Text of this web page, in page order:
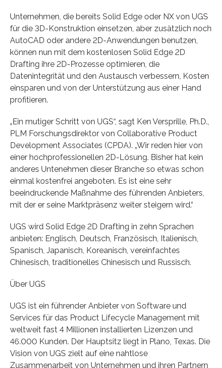
Unternehmen, die bereits Solid Edge oder NX von UGS
für die 3D-Konstruktion einsetzen, aber zusätzlich noch
AutoCAD oder andere 2D-Anwendungen benutzen,
können nun mit dem kostenlosen Solid Edge 2D
Drafting ihre 2D-Prozesse optimieren, die
Datenintegrität und den Austausch verbessern, Kosten
einsparen und von der Unterstützung aus einer Hand
profitieren.
„Ein mutiger Schritt von UGS“, sagt Ken Versprille, Ph.D.,
PLM Forschungsdirektor von Collaborative Product
Development Associates (CPDA). „Wir reden hier von
einer hochprofessionellen 2D-Lösung. Bisher hat kein
anderes Untenehmen dieser Branche so etwas schon
einmal kostenfrei angeboten. Es ist eine sehr
beeindruckende Maßnahme des führenden Anbieters,
mit der er seine Marktpräsenz weiter steigern wird.“
UGS wird Solid Edge 2D Drafting in zehn Sprachen
anbieten: Englisch, Deutsch, Französisch, Italienisch,
Spanisch, Japanisch, Koreanisch, vereinfachtes
Chinesisch, traditionelles Chinesisch und Russisch.
Über UGS
UGS ist ein führender Anbieter von Software und
Services für das Product Lifecycle Management mit
weltweit fast 4 Millionen installierten Lizenzen und
46.000 Kunden. Der Hauptsitz liegt in Plano, Texas. Die
Vision von UGS zielt auf eine nahtlose
Zusammenarbeit von Unternehmen und ihren Partnern